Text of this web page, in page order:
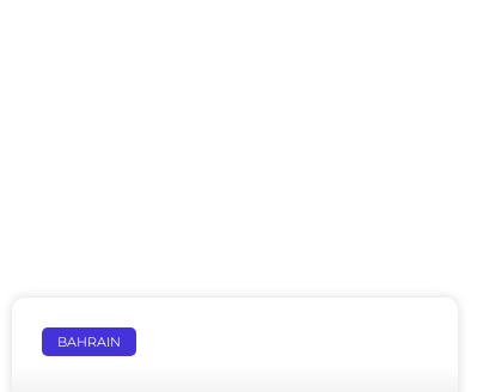
BAHRAIN